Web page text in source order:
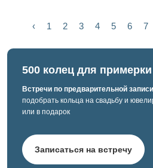
‹ 1 2 3 4 5 6 7
500 колец для
Встречи по предварительной
подобрать кольца на свадьбу и
или в подарок
Записаться на встречу